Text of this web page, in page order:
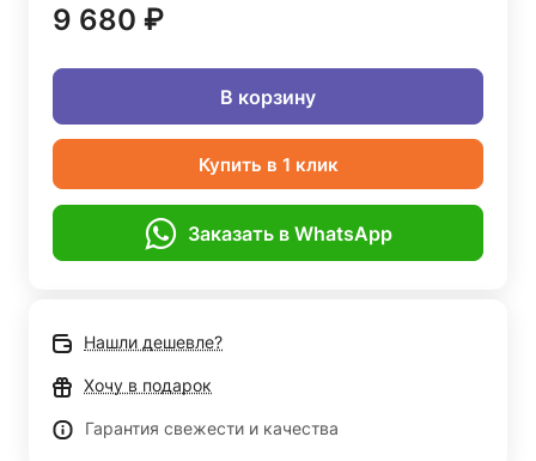
9 680 ₽
В корзину
Купить в 1 клик
Заказать в WhatsApp
Нашли дешевле?
Хочу в подарок
Гарантия свежести и качества